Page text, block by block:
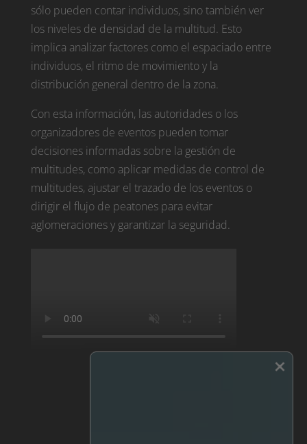
sólo pueden contar individuos, sino también ver
los niveles de densidad de la multitud. Esto
implica analizar factores como el espaciado entre
individuos, el ritmo de movimiento y la
distribución general dentro de la zona.
Con esta información, las autoridades o los
organizadores de eventos pueden tomar
decisiones informadas sobre la gestión de
multitudes, como aplicar medidas de control de
multitudes, ajustar el trazado de los eventos o
dirigir el flujo de peatones para evitar
aglomeraciones y garantizar la seguridad.
×